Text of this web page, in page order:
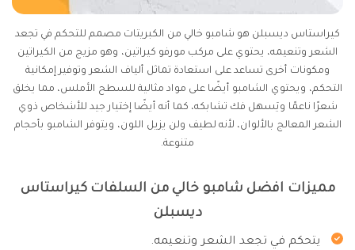
كيراستاس ديسبلن هو شامبو خالي من الكبريتات مصمم للتحكم في تجعد
الشعر وتنعيمه، يحتوي على مركب مورفو كيراتين، وهو مزيج من الكيراتين
ومكونات أخرى تساعد على استعادة تماثل ألياف الشعر وتوفير إمكانية
التحكم، ويحتوي الشامبو أيضًا على مواد مثالية للسطح الأملس، مما يخلق
شعرًا ناعمًا ويَسهل فك تشابكه، كما أنه أيضًا إختيار جيد للأشخاص ذوي
الشعر المعالج بالألوان، لأنه لطيف ولن يزيل اللون، ويتوفر الشامبو بأحجام
متنوعة.
مميزات افضل شامبو خالي من السلفات كيراستاس
ديسبلن
يتحكم في تجعد الشعر وتنعيمه.